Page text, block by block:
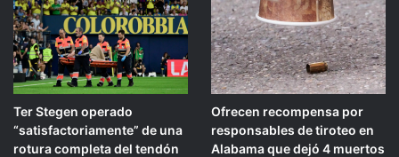
Ter Stegen operado
“satisfactoriamente” de una
rotura completa del tendón
Ofrecen recompensa por
responsables de tiroteo en
Alabama que dejó 4 muertos